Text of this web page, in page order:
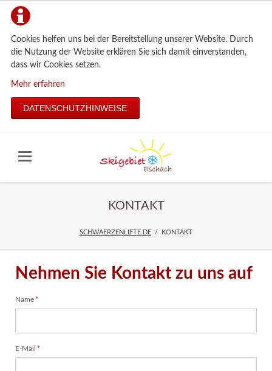
Cookies helfen uns bei der Bereitstellung unserer Website. Durch
die Nutzung der Website erklären Sie sich damit einverstanden,
dass wir Cookies setzen.
Mehr erfahren
DATENSCHUTZHINWEISE
KONTAKT
SCHWAERZENLIFTE.DE KONTAKT
Nehmen Sie Kontakt zu uns auf
Pflichtfeld
Name *
Pflichtfeld
E-Mail *